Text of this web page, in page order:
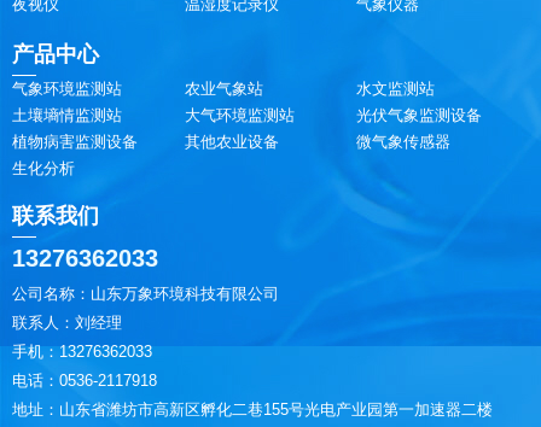
夜视仪
温湿度记录仪 气象仪器
产品中心
气象环境监测站 农业气象站
水文监测站
土壤墒情监测站
大气环境监测站
光伏气象监测设备
植物病害监测设备
其他农业设备
微气象传感器
生化分析
联系我们
13276362033
公司名称：山东万象环境科技有限公司
联系人：刘经理
手机：13276362033
电话：0536-2117918
地址：山东省潍坊市高新区孵化二巷155号光电产业园第一加速器二楼